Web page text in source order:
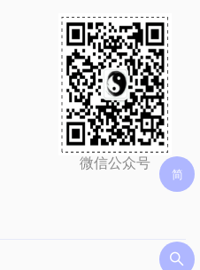
微信公众号